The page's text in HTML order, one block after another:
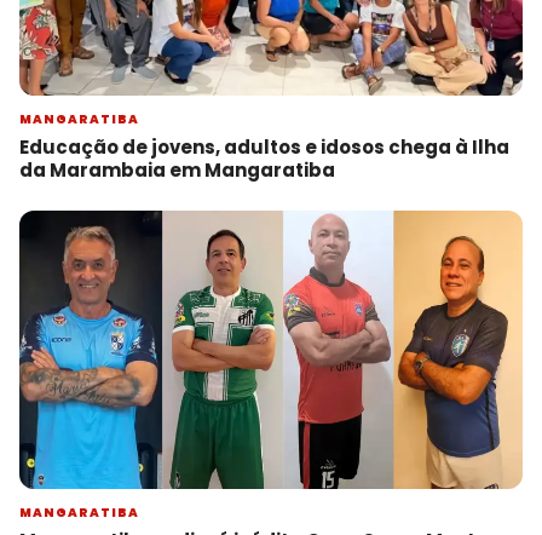
MANGARATIBA
Educação de jovens, adultos e idosos chega à Ilha
da Marambaia em Mangaratiba
MANGARATIBA